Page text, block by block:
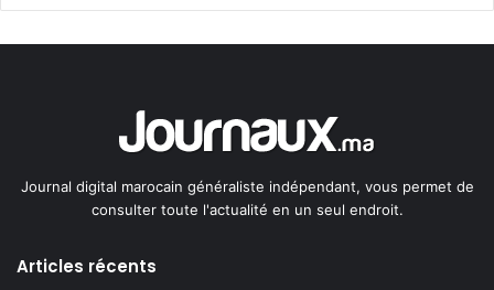
Journal digital marocain généraliste indépendant, vous permet de
consulter toute l'actualité en un seul endroit.
Articles récents